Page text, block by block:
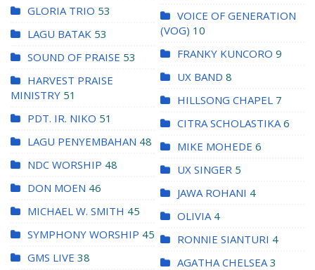
GLORIA TRIO 53
LAGU BATAK 53
SOUND OF PRAISE 53
HARVEST PRAISE
MINISTRY 51
PDT. IR. NIKO 51
LAGU PENYEMBAHAN 48
NDC WORSHIP 48
DON MOEN 46
MICHAEL W. SMITH 45
SYMPHONY WORSHIP 45
GMS LIVE 38
VOICE OF GENERATION
(VOG) 10
FRANKY KUNCORO 9
UX BAND 8
HILLSONG CHAPEL 7
CITRA SCHOLASTIKA 6
MIKE MOHEDE 6
UX SINGER 5
JAWA ROHANI 4
OLIVIA 4
RONNIE SIANTURI 4
AGATHA CHELSEA 3